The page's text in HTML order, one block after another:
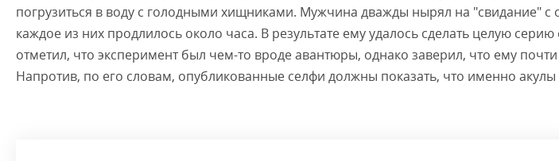
погрузиться в воду с голодными хищниками. Мужчина дважды нырял на "свидание"
каждое из них продлилось около часа. В результате ему удалось сделать целую серию
отметил, что эксперимент был чем-то вроде авантюры, однако заверил, что ему
Напротив, по его словам, опубликованные селфи должны показать, что именно акулы